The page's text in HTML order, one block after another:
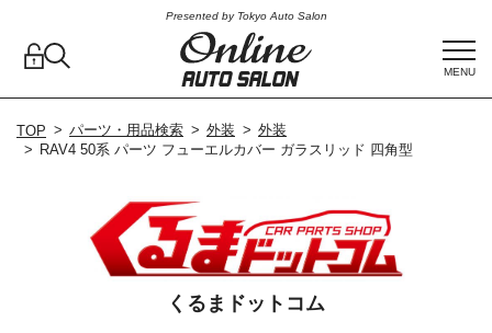
Presented by Tokyo Auto Salon
MENU
TOP パーツ・用品検索 外装
外装
RAV4 50系 パーツ フューエルカバー ガラスリッド 四角型
くるまドットコム